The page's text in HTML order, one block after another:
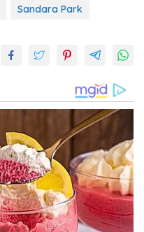
Sandara Park